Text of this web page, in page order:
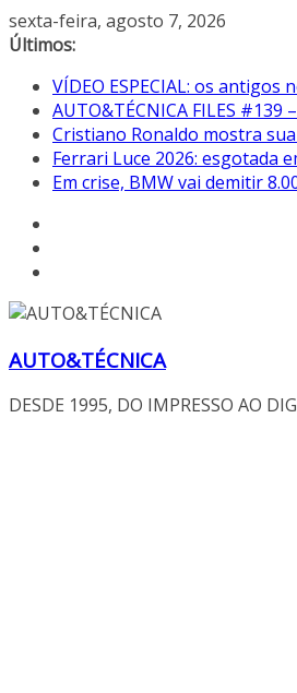
Pular
para
conteúdo
sexta-feira, agosto 7, 2026
Últimos:
VÍDEO ESPECIAL: os antigos
AUTO&TÉCNICA FILES #139
Cristiano Ronaldo mostra
Ferrari Luce 2026: esgotada
Em crise, BMW vai demitir
AUTO&TÉCNICA
DESDE 1995, DO IMPRESSO AO